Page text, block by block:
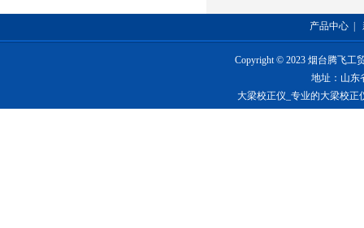
产品中心
Copyright © 2023 烟台腾飞工
地址：山东
大梁校正仪_专业的大梁校